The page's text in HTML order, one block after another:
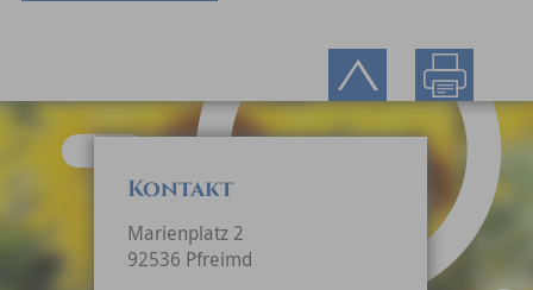
Kontakt
Marienplatz 2
92536 Pfreimd